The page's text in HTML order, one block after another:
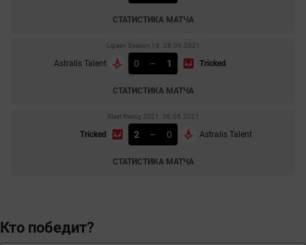
Кто победит?
СТАТИСТИКА МАТЧА
Ligaen Season 18. 28.09.2021
Astralis Talent 0 – 1 Tricked
СТАТИСТИКА МАТЧА
Blast Rising 2021. 06.05.2021
Tricked 2 – 0 Astralis Talent
СТАТИСТИКА МАТЧА